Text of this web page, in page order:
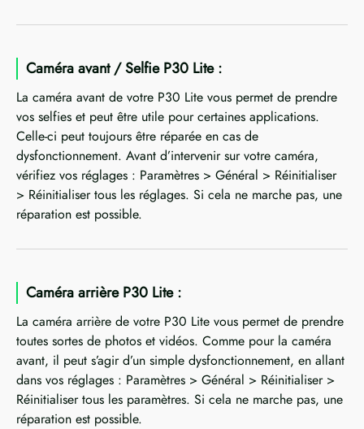
Caméra avant / Selfie P30 Lite :
La caméra avant de votre P30 Lite vous permet de prendre
vos selfies et peut être utile pour certaines applications.
Celle-ci peut toujours être réparée en cas de
dysfonctionnement. Avant d’intervenir sur votre caméra,
vérifiez vos réglages : Paramètres > Général > Réinitialiser
> Réinitialiser tous les réglages. Si cela ne marche pas, une
réparation est possible.
Caméra arrière P30 Lite :
La caméra arrière de votre P30 Lite vous permet de prendre
toutes sortes de photos et vidéos. Comme pour la caméra
avant, il peut s’agir d’un simple dysfonctionnement, en allant
dans vos réglages : Paramètres > Général > Réinitialiser >
Réinitialiser tous les paramètres. Si cela ne marche pas, une
réparation est possible.